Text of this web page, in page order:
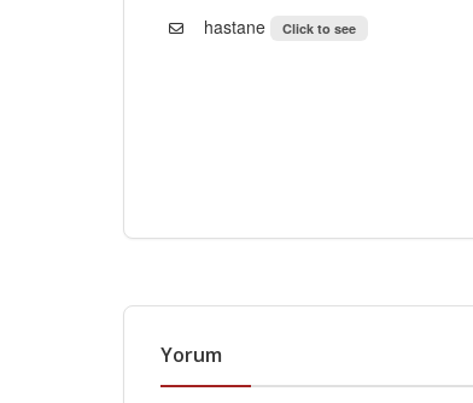
hastane
Click to see
Yorum